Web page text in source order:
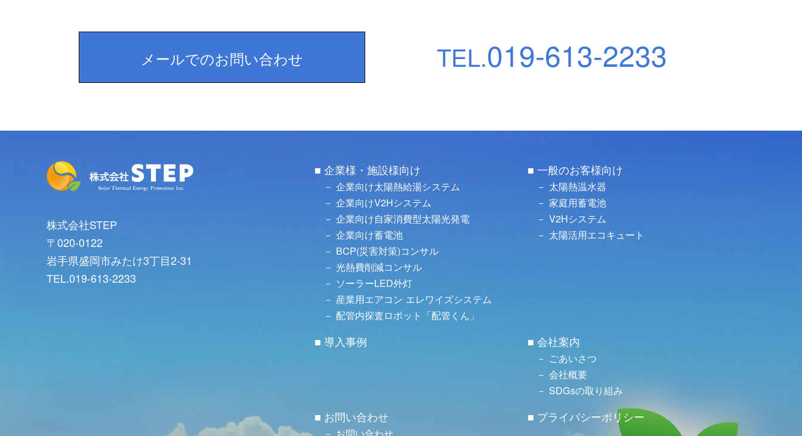
メールでのお問い合わせ TEL.019-613-2233
株式会社STEP
〒020-0122
岩手県盛岡市みたけ3丁目2-31
TEL.019-613-2233
企業様・施設様向け
企業向け太陽熱給湯システム
企業向けV2Hシステム
企業向け自家消費型太陽光発電
企業向け蓄電池
BCP(災害対策)コンサル
光熱費削減コンサル
ソーラーLED外灯
産業用エアコン エレワイズシステム
配管内探査ロボット「配管くん」
一般のお客様向け
太陽熱温水器
家庭用蓄電池
V2Hシステム
太陽活用エコキュート
導入事例 会社案内
ごあいさつ
会社概要
SDGsの取り組み
お問い合わせ
お問い合わせ
プライバシーポリシー